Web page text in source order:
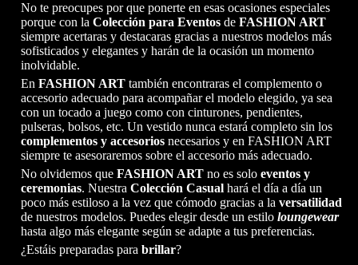
No te preocupes por que ponerte en esas ocasiones especiales
porque con la Colección para Eventos de FASHION ART
siempre acertaras y destacaras gracias a nuestros modelos más
sofisticados y elegantes y harán de la ocasión un momento
inolvidable.
En FASHION ART también encontraras el complemento o
accesorio adecuado para acompañar el modelo elegido, ya sea
con un tocado a juego como con cinturones, pendientes,
pulseras, bolsos, etc. Un vestido nunca estará completo sin los
complementos y accesorios necesarios y en FASHION ART
siempre te asesoraremos sobre el accesorio más adecuado.
No olvidemos que FASHION ART no es solo eventos y
ceremonias. Nuestra Colección Casual hará el día a día un
poco más estiloso a la vez que cómodo gracias a la versatilidad
de nuestros modelos. Puedes elegir desde un estilo loungewear
hasta algo más elegante según se adapte a tus preferencias.
¿Estáis preparadas para brillar?